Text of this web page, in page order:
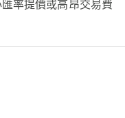
率提價或高昂交易費